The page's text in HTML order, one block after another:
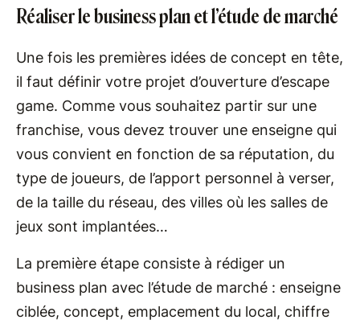
Réaliser le business plan et l’étude de marché
Une fois les premières idées de concept en tête,
il faut définir votre projet d’ouverture d’escape
game. Comme vous souhaitez partir sur une
franchise, vous devez trouver une enseigne qui
vous convient en fonction de sa réputation, du
type de joueurs, de l’apport personnel à verser,
de la taille du réseau, des villes où les salles de
jeux sont implantées…
La première étape consiste à rédiger un
business plan avec l’étude de marché : enseigne
ciblée, concept, emplacement du local, chiffre